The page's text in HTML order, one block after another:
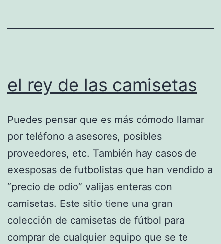
el rey de las camisetas
Puedes pensar que es más cómodo llamar
por teléfono a asesores, posibles
proveedores, etc. También hay casos de
exesposas de futbolistas que han vendido a
“precio de odio” valijas enteras con
camisetas. Este sitio tiene una gran
colección de camisetas de fútbol para
comprar de cualquier equipo que se te